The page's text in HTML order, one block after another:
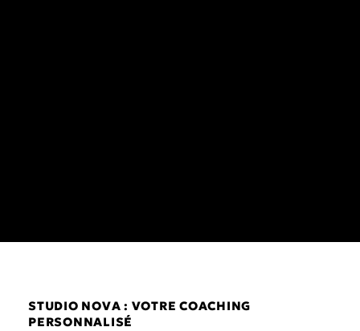
STUDIO NOVA : VOTRE COACHING
PERSONNALISÉ